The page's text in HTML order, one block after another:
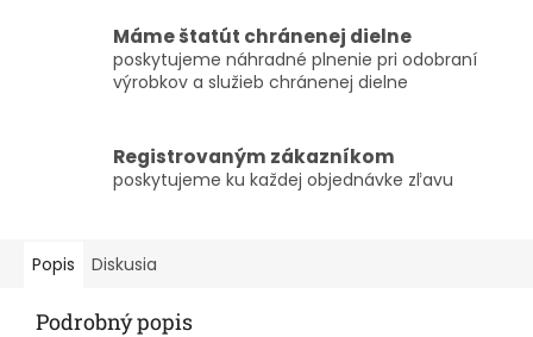
Máme štatút chránenej dielne
poskytujeme náhradné plnenie pri odobraní
výrobkov a služieb chránenej dielne
Registrovaným zákazníkom
poskytujeme ku každej objednávke zľavu
Popis Diskusia
Podrobný popis